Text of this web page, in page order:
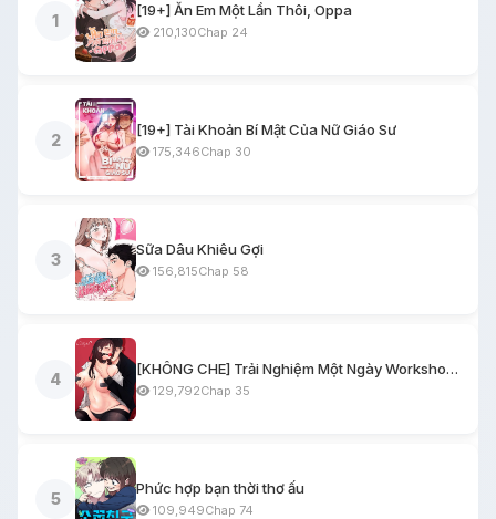
1
[19+] Ăn Em Một Lần Thôi, Oppa
210,130Chap 24
2
[19+] Tài Khoản Bí Mật Của Nữ Giáo Sư
175,346Chap 30
3
Sữa Dâu Khiêu Gợi
156,815Chap 58
4
[KHÔNG CHE] Trải Nghiệm Một Ngày Workshop BDSM
129,792Chap 35
5
Phức hợp bạn thời thơ ấu
109,949Chap 74